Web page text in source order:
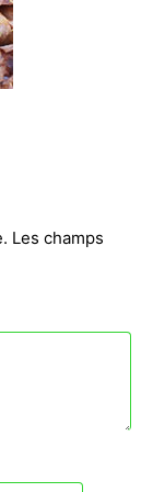
Les champs